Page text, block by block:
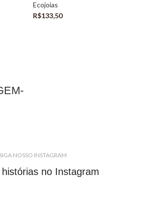
Ecojoias
R$133,50
SIGA NOSSO INSTAGRAM
no Instagram